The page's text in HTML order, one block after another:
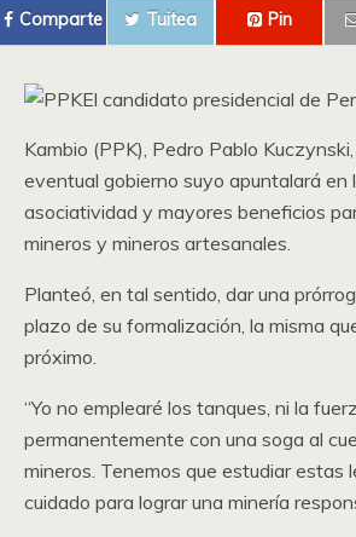
Comparte Tuitea Pin
El candidato presidencial de
Kambio (PPK), Pedro Pablo
eventual gobierno suyo apuntalará en
asociatividad y mayores beneficios
mineros y mineros artesanales.
Planteó, en tal sentido, dar una
plazo de su formalización, la misma
próximo.
“Yo no emplearé los tanques, ni la
permanentemente con una soga al
mineros. Tenemos que estudiar estas
cuidado para lograr una minería